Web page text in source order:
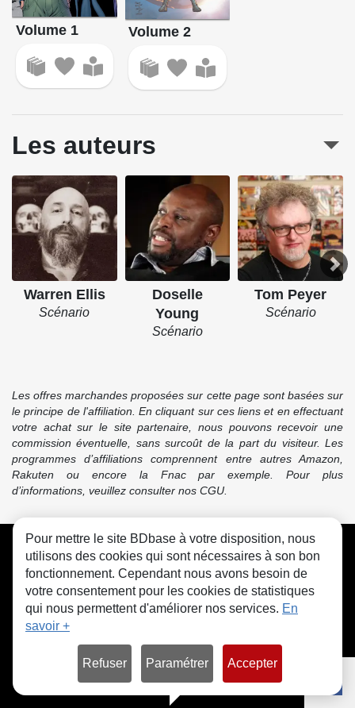
Volume 1 Volume 2
Les auteurs
Warren Ellis
Scénario
Doselle
Young
Scénario
Tom Peyer
Scénario
Les offres marchandes proposées sur cette page sont basées sur
le principe de l'affiliation. En cliquant sur ces liens et en effectuant
votre achat sur le site partenaire, nous pouvons recevoir une
commission éventuelle, sans surcoût de la part du visiteur. Les
programmes d’affiliations comprennent entre autres Amazon,
Rakuten ou encore la Fnac par exemple. Pour plus
d’informations, veuillez consulter nos CGU.
CGU FAQ Contact Cookies
Pour mettre le site BDbase à votre disposition, nous
utilisons des cookies qui sont nécessaires à son bon
fonctionnement. Cependant nous avons besoin de
votre consentement pour les cookies de statistiques
qui nous permettent d'améliorer nos services. En
savoir +
Refuser Paramétrer Accepter